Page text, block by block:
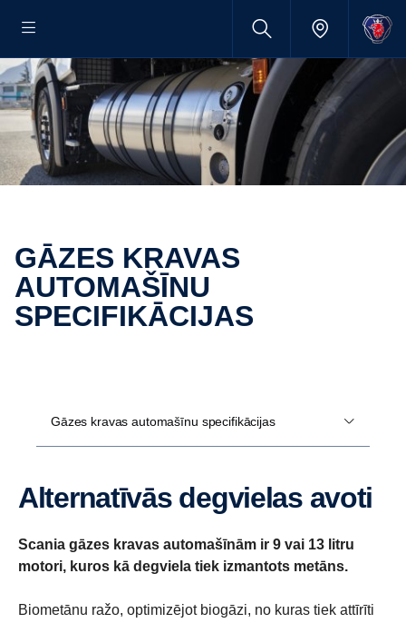
GĀZES KRAVAS
AUTOMAŠĪNU
SPECIFIKĀCIJAS
Gāzes kravas automašīnu specifikācijas
Alternatīvās degvielas avoti
Scania gāzes kravas automašīnām ir 9 vai 13 litru
motori, kuros kā degviela tiek izmantots metāns.
Biometānu ražo, optimizējot biogāzi, no kuras tiek attīrīti